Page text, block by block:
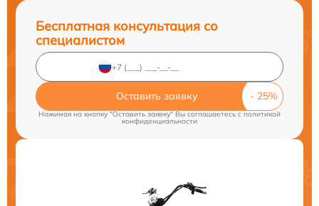
Бесплатная консультация со
специалистом
Оставить заявку
Нажимая на кнопку "Оставить заявку" Вы соглашаетесь cполитикой
конфиденциальности